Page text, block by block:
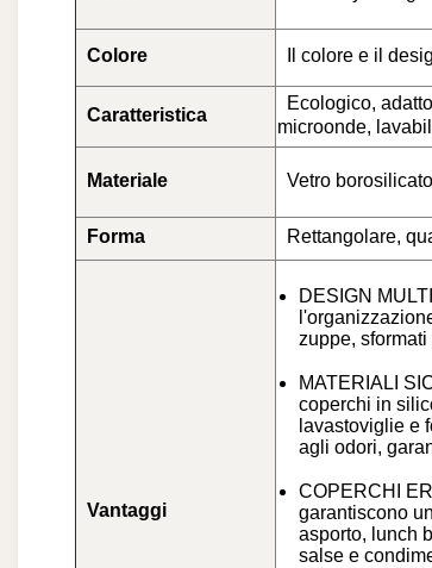
Colore Il colore e il
Caratteristica
Ecologico,
microonde,
Materiale Vetro
Forma Rettangolare,
Vantaggi
DESIGN
zuppe,
MATERIALI
coperchi in
lavastoviglie e
agli odori,
COPERCHI
garantiscono
asporto, lunch
salse e